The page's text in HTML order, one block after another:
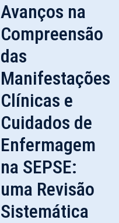
Avanços na
Compreensão
das
Manifestações
Clínicas e
Cuidados de
Enfermagem
na SEPSE:
uma Revisão
Sistemática